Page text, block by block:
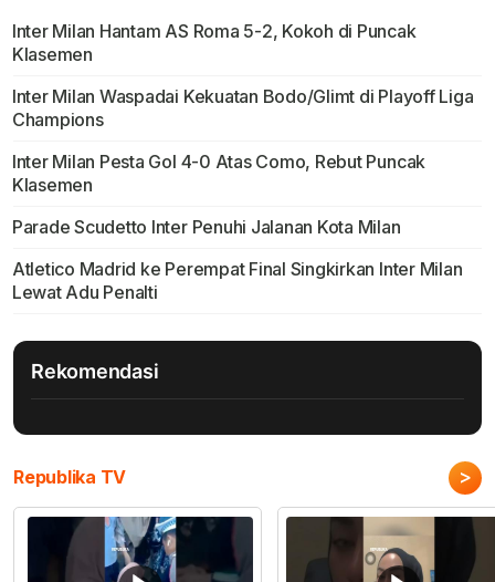
Inter Milan Hantam AS Roma 5-2, Kokoh di Puncak
Klasemen
Inter Milan Waspadai Kekuatan Bodo/Glimt di Playoff Liga
Champions
Inter Milan Pesta Gol 4-0 Atas Como, Rebut Puncak
Klasemen
Parade Scudetto Inter Penuhi Jalanan Kota Milan
Atletico Madrid ke Perempat Final Singkirkan Inter Milan
Lewat Adu Penalti
Rekomendasi
Republika TV >